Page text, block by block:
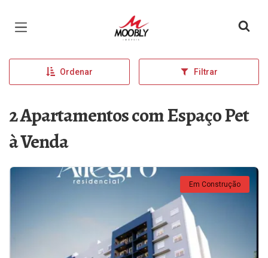
Página inicial
Ordenar Filtrar
2 Apartamentos com Espaço Pet
à Venda
Em Construção